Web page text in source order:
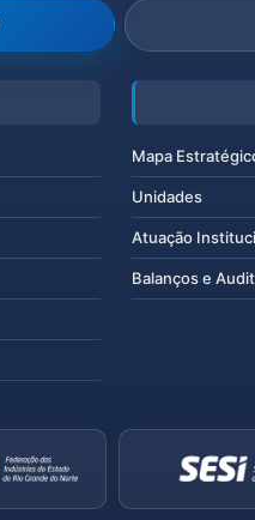
Mapa
Unidades
Atuação
Balanços e